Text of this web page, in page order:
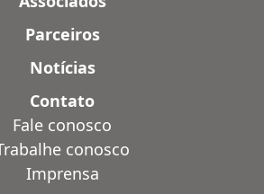
Parceiros
Notícias
Contato
Fale conosco
conosco
Imprensa